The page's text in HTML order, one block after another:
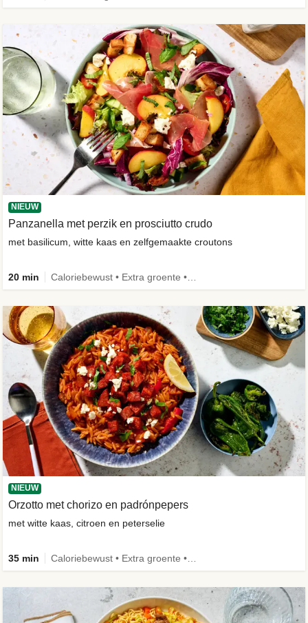
NIEUW
Panzanella met perzik en prosciutto crudo
met basilicum, witte kaas en zelfgemaakte croutons
20 min
NIEUW
Orzotto met chorizo en padrónpepers
met witte kaas, citroen en peterselie
35 min